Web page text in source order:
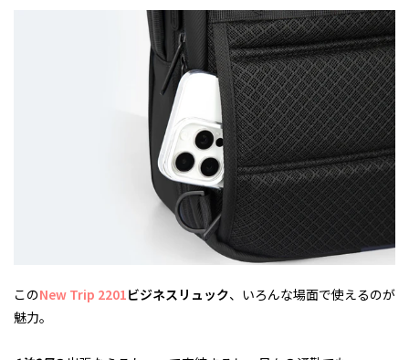
このNew Trip 2201ビジネスリュック、いろんな場面で使えるのが
魅力。